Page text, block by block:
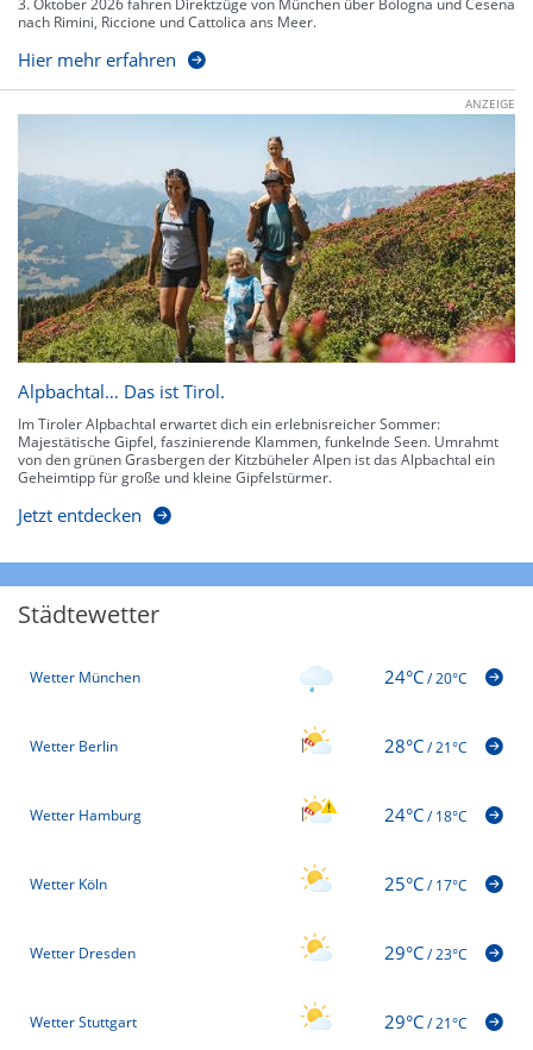
3. Oktober 2026 fahren Direktzüge von München über Bologna und Cesena
nach Rimini, Riccione und Cattolica ans Meer.
Hier mehr erfahren
ANZEIGE
Alpbachtal… Das ist Tirol.
Im Tiroler Alpbachtal erwartet dich ein erlebnisreicher Sommer:
Majestätische Gipfel, faszinierende Klammen, funkelnde Seen. Umrahmt
von den grünen Grasbergen der Kitzbüheler Alpen ist das Alpbachtal ein
Geheimtipp für große und kleine Gipfelstürmer.
Jetzt entdecken
Städtewetter
Wetter München 24°C/20°C
Wetter Berlin 28°C/21°C
Wetter Hamburg 24°C/18°C
Wetter Köln 25°C/17°C
Wetter Dresden 29°C/23°C
Wetter Stuttgart 29°C/21°C